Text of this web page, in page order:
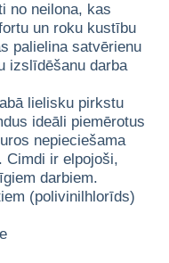
no neilona, kas
un roku kustību
palielina satvērienu
izslīdēšanu darba
lielisku pirkstu
ideāli piemērotus
nepieciešama
Cimdi ir elpojoši,
darbiem.
(polivinilhlorīds)